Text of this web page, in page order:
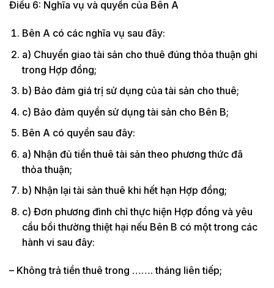
Điều 6: Nghĩa vụ và quyền của Bên A
Bên A có các nghĩa vụ sau đây:
a) Chuyển giao tài sản cho thuê đúng thỏa thuận ghi
trong Hợp đồng;
b) Bảo đảm giá trị sử dụng của tài sản cho thuê;
c) Bảo đảm quyền sử dụng tài sản cho Bên B;
Bên A có quyền sau đây:
a) Nhận đủ tiền thuê tài sản theo phương thức đã
thỏa thuận;
b) Nhận lại tài sản thuê khi hết hạn Hợp đồng;
c) Đơn phương đình chỉ thực hiện Hợp đồng và yêu
cầu bồi thường thiệt hại nếu Bên B có một trong các
hành vi sau đây:
– Không trả tiền thuê trong ……. tháng liên tiếp;